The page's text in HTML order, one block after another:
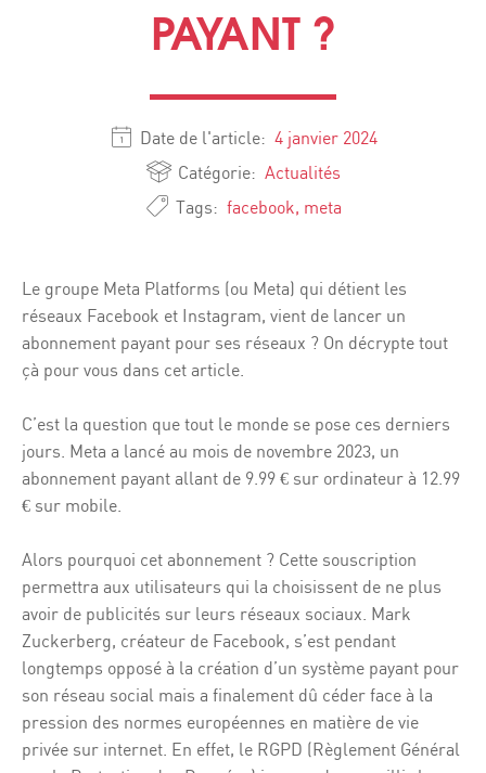
PAYANT ?
Date de l'article: 4 janvier 2024
Catégorie: Actualités
Tags: facebook, meta
Le groupe Meta Platforms (ou Meta) qui détient les
réseaux Facebook et Instagram, vient de lancer un
abonnement payant pour ses réseaux ? On décrypte tout
çà pour vous dans cet article.
C’est la question que tout le monde se pose ces derniers
jours. Meta a lancé au mois de novembre 2023, un
abonnement payant allant de 9.99 € sur ordinateur à 12.99
€ sur mobile.
Alors pourquoi cet abonnement ? Cette souscription
permettra aux utilisateurs qui la choisissent de ne plus
avoir de publicités sur leurs réseaux sociaux. Mark
Zuckerberg, créateur de Facebook, s’est pendant
longtemps opposé à la création d’un système payant pour
son réseau social mais a finalement dû céder face à la
pression des normes européennes en matière de vie
privée sur internet. En effet, le RGPD (Règlement Général